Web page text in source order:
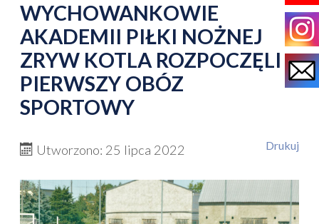
WYCHOWANKOWIE
AKADEMII PIŁKI NOŻNEJ
ZRYW KOTLA ROZPOCZĘLI
PIERWSZY OBÓZ
SPORTOWY
Drukuj
Utworzono: 25 lipca 2022